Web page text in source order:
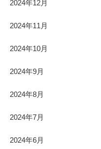
2024年12月
2024年11月
2024年10月
2024年9月
2024年8月
2024年7月
2024年6月